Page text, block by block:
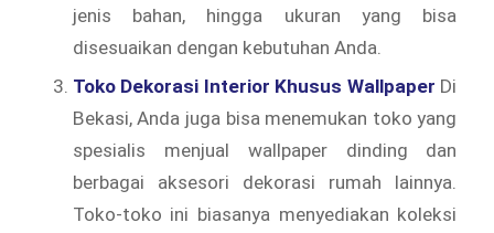
jenis bahan, hingga ukuran yang bisa
disesuaikan dengan kebutuhan Anda.
Toko Dekorasi Interior Khusus Wallpaper Di
Bekasi, Anda juga bisa menemukan toko yang
spesialis menjual wallpaper dinding dan
berbagai aksesori dekorasi rumah lainnya.
Toko-toko ini biasanya menyediakan koleksi